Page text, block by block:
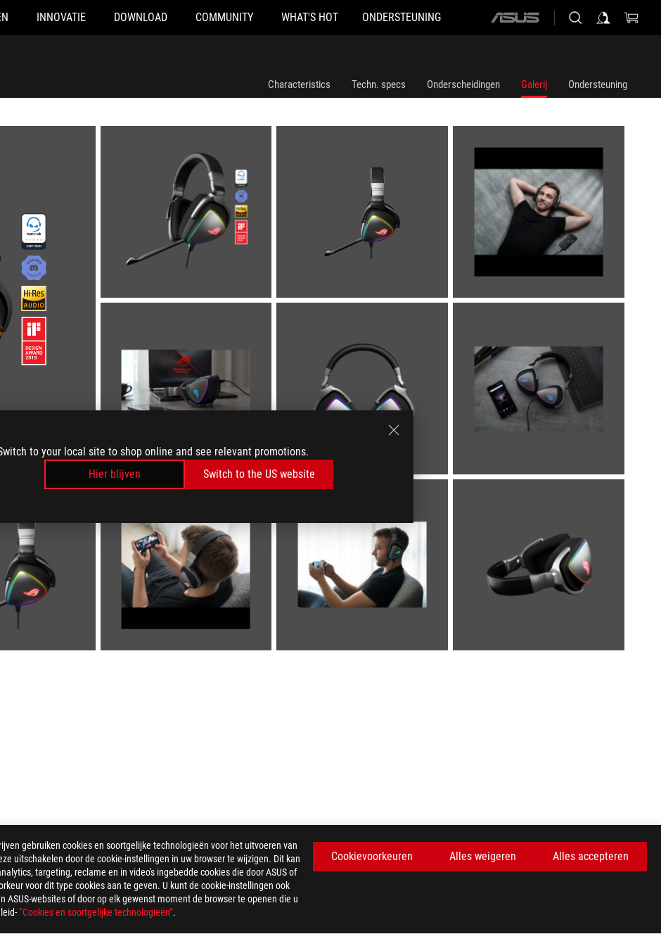
gebruiken cookies en soortgelijke technologieën voor het uitvoeren van
uitschakelen door de cookie-instellingen in uw browser te wijzigen. Dit kan
targeting, reclame en in video's ingebedde cookies die door ASUS of
voor dit type cookies aan te geven. U kunt de cookie-instellingen ook
websites of door op elk gewenst moment de browser te openen die u
“Cookies en soortgelijke technologieën”.
Cookievoorkeuren Alles weigeren Alles accepteren
to your local site to shop online and see relevant promotions.
Hier blijven
Switch to the US website
INNOVATIE DOWNLOAD COMMUNITY WHAT'S HOT ONDERSTEUNING
ASUS
Characteristics Techn. specs Onderscheidingen Galerij Ondersteuning
> ROG DELTA GAMING HEADSET GALLERY